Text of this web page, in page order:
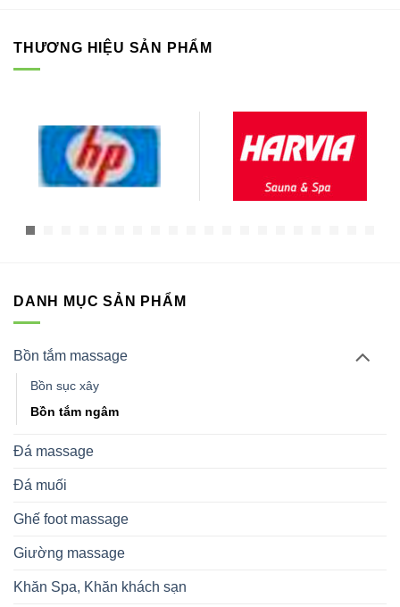
THƯƠNG HIỆU SẢN PHẨM
DANH MỤC SẢN PHẨM
Bồn tắm massage
Bồn sục xây
Bồn tắm ngâm
Đá massage
Đá muối
Ghế foot massage
Giường massage
Khăn Spa, Khăn khách sạn